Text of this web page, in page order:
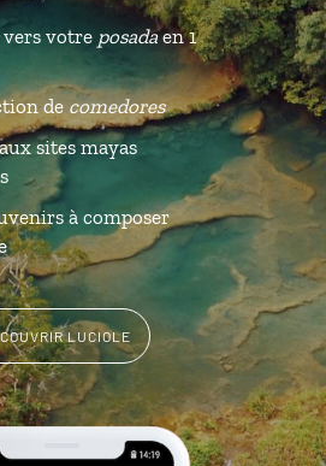
votre posadaen 1
de comedores
sites mayas
à composer
LUCIOLE